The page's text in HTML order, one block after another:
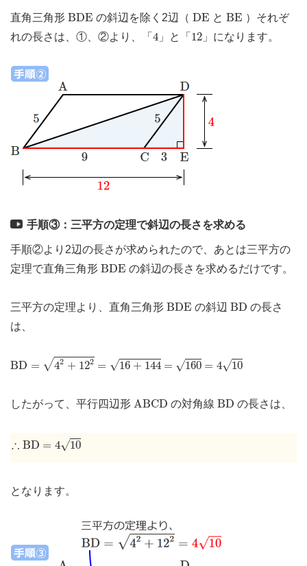
直角三角形 BDE
BDE の斜辺を除く2辺（ DE
DE と BE
BE ）それぞ
れの長さは、①、②より、「 4
4 」と「 12
12 」になります。
手順③：三平方の定理で斜辺の長さを求める
手順②より2辺の長さが求められたので、あとは三平方の
定理で直角三角形 BDE
BDE の斜辺の長さを求めるだけです。
三平方の定理より、直角三角形 BDE
BDE の斜辺 BD
BD の長さ
は、
BD = √42 + 122 = √16 + 144
122=16+
= √160
160
= 4√10
したがって、平行四辺形 ABCD
A BCD の対角線 BD
BD の長さは、
∴ BD = 4√10
BD=
となります。